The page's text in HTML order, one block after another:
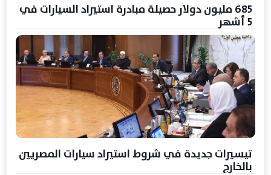
685 مليون دولار حصيلة مبادرة استيراد السيارات في
5 أشهر
تيسيرات جديدة في شروط استيراد سيارات المصريين
بالخارج